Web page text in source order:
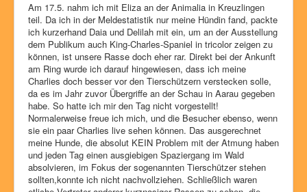
Am 17.5. nahm ich mit Eliza an der Animalia in Kreuzlingen
teil. Da ich in der Meldestatistik nur meine Hündin fand, packte
ich kurzerhand Daia und Delilah mit ein, um an der Ausstellung
dem Publikum auch King-Charles-Spaniel in tricolor zeigen zu
können, ist unsere Rasse doch eher rar. Direkt bei der Ankunft
am Ring wurde ich darauf hingewiesen, dass ich meine
Charlies doch besser vor den Tierschützern verstecken solle,
da es im Jahr zuvor Übergriffe an der Schau in Aarau gegeben
habe. So hatte ich mir den Tag nicht vorgestellt!
Normalerweise freue ich mich, und die Besucher ebenso, wenn
sie ein paar Charlies live sehen können. Das ausgerechnet
meine Hunde, die absolut KEIN Problem mit der Atmung haben
und jeden Tag einen ausgiebigen Spaziergang im Wald
absolvieren, im Fokus der sogenannten Tierschützer stehen
sollten,konnte ich nicht nachvollziehen. Schließlich waren